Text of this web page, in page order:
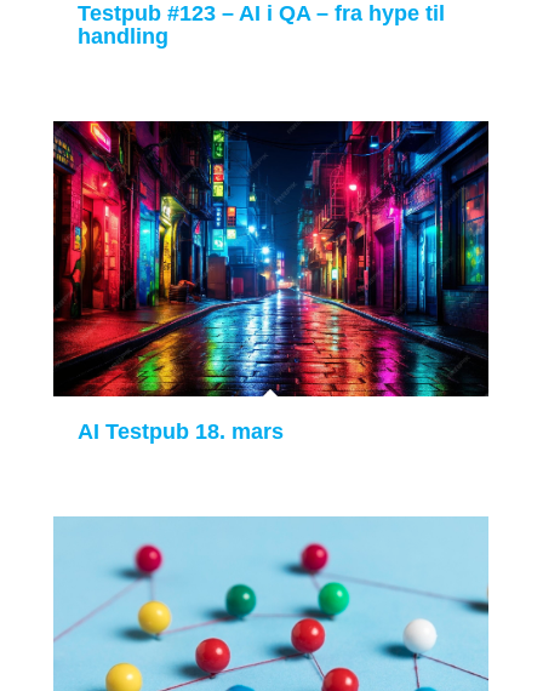
Testpub #123 – AI i QA – fra hype til
handling
AI Testpub 18. mars